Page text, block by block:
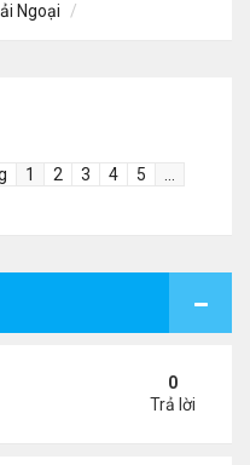
Ngoại
1 2 3 4 5
ngữ thiết kế: Góc nhìn
0
Trả lời